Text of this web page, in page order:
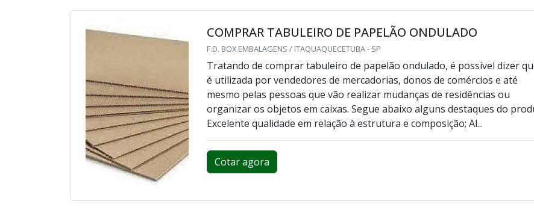
COMPRAR TABULEIRO DE PAPELÃO ONDULADO
F.D. BOX EMBALAGENS / ITAQUAQUECETUBA - SP
Tratando de comprar tabuleiro de papelão ondulado, é possível dizer
é utilizada por vendedores de mercadorias, donos de comércios e até
mesmo pelas pessoas que vão realizar mudanças de residências ou
organizar os objetos em caixas. Segue abaixo alguns destaques do
Excelente qualidade em relação à estrutura e composição; Al...
Cotar agora